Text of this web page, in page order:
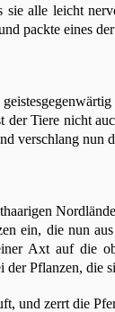
sie alle leicht
packte eines
der Tiere nicht
verschlang nun
ein, die nun
Axt auf die
der Pflanzen, die
und zerrt die